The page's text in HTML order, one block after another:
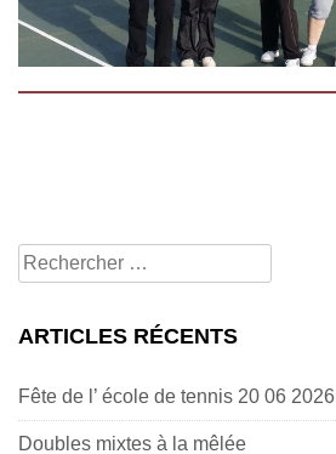
Rechercher
pour:
ARTICLES RÉCENTS
Fête de l’ école de tennis 20 06 2026
Doubles mixtes à la mêlée